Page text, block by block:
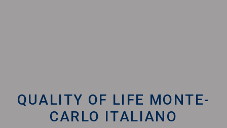
QUALITY OF LIFE MONTE-
CARLO ITALIANO